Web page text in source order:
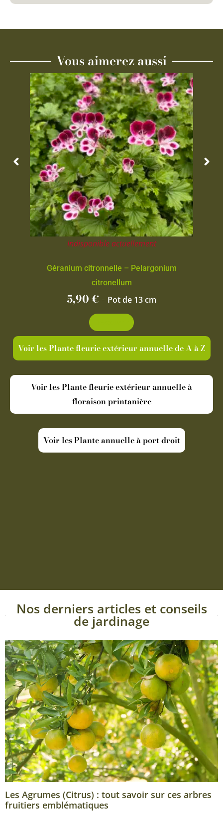
Vous aimerez aussi
Indisponible actuellement
Géranium citronnelle – Pelargonium
citronellum
5,90€ - Pot de 13 cm
Voir les Plante fleurie extérieur annuelle de A à Z
Voir les Plante fleurie extérieur annuelle à
floraison printanière
Voir les Plante annuelle à port droit
Nos derniers articles et conseils
de jardinage
Les Agrumes (Citrus) : tout savoir sur ces arbres
fruitiers emblématiques